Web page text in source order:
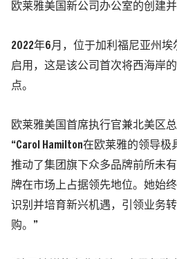
欧莱雅美国新公司办公室的创建
2022年6月，位于加利福尼亚州
启用，这是该公司首次将西海岸
点。
欧莱雅美国首席执行官兼北美区总
“Carol Hamilton在欧莱雅的领导
推动了集团旗下众多品牌前所未
牌在市场上占据领先地位。她始
识别并培育新兴机遇，引领业务
购。”